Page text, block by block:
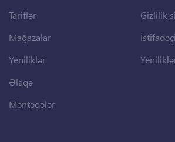
Tariflər
Mağazalar
Yeniliklər
Əlaqə
Məntəqələr
Gizlilik